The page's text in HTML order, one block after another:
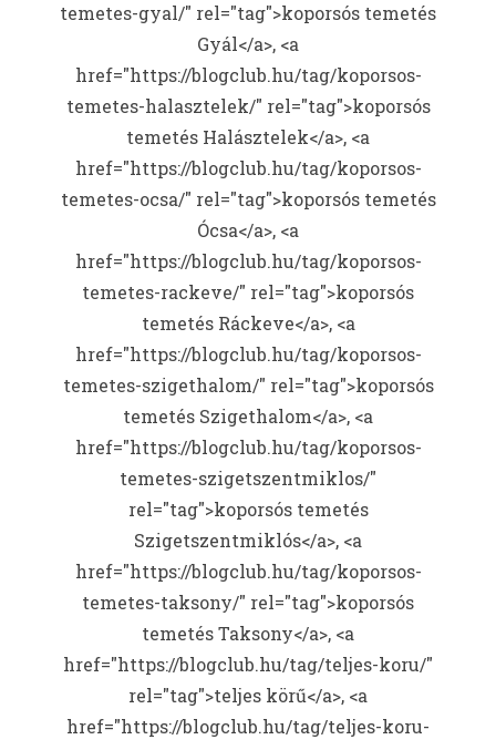
temetes-gyal/" rel="tag">koporsós temetés
Gyál</a>, <a
href="https://blogclub.hu/tag/koporsos-
temetes-halasztelek/" rel="tag">koporsós
temetés Halásztelek</a>, <a
href="https://blogclub.hu/tag/koporsos-
temetes-ocsa/" rel="tag">koporsós temetés
Ócsa</a>, <a
href="https://blogclub.hu/tag/koporsos-
temetes-rackeve/" rel="tag">koporsós
temetés Ráckeve</a>, <a
href="https://blogclub.hu/tag/koporsos-
temetes-szigethalom/" rel="tag">koporsós
temetés Szigethalom</a>, <a
href="https://blogclub.hu/tag/koporsos-
temetes-szigetszentmiklos/"
rel="tag">koporsós temetés
Szigetszentmiklós</a>, <a
href="https://blogclub.hu/tag/koporsos-
temetes-taksony/" rel="tag">koporsós
temetés Taksony</a>, <a
href="https://blogclub.hu/tag/teljes-koru/"
rel="tag">teljes körű</a>, <a
href="https://blogclub.hu/tag/teljes-koru-